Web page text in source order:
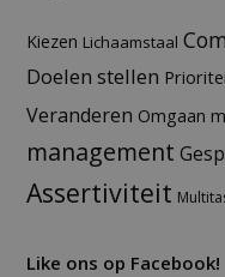
Kiezen Lichaamstaal
Doelen stellen
Veranderen Omgaan
management
Assertiviteit
Like ons op Facebook!